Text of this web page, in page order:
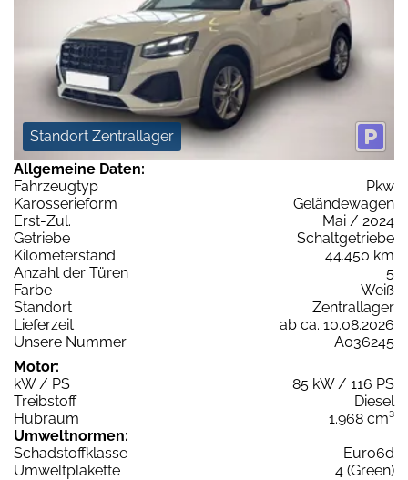
Standort Zentrallager
Allgemeine Daten:
Fahrzeugtyp
Pkw
Karosserieform
Geländewagen
Erst-Zul.
Mai / 2024
Getriebe
Schaltgetriebe
Kilometerstand
44.450 km
Anzahl der Türen
5
Farbe
Weiß
Standort
Zentrallager
Lieferzeit
ab ca. 10.08.2026
Unsere Nummer
A036245
Motor:
kW / PS
85 kW / 116 PS
Treibstoff
Diesel
Hubraum
1.968 cm³
Umweltnormen:
Schadstoffklasse
Euro6d
Umweltplakette
4 (Green)